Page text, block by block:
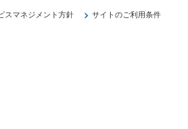
スマネジメント方針 サイトのご利用条件